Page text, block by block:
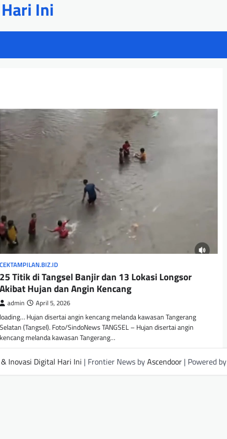
Ini
CEKTAMPILAN.BIZ.ID
25 Titik di Tangsel Banjir dan 13 Lokasi Longsor
Akibat Hujan dan Angin Kencang
admin April 5, 2026
loading… Hujan disertai angin kencang melanda kawasan Tangerang
Selatan (Tangsel). Foto/SindoNews TANGSEL – Hujan disertai angin
kencang melanda kawasan Tangerang…
Inovasi Digital Hari Ini | Frontier News byAscendoor| Powered by